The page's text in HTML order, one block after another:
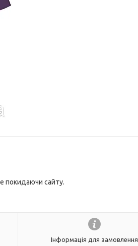
покидаючи сайту.
Інформація для замовлення